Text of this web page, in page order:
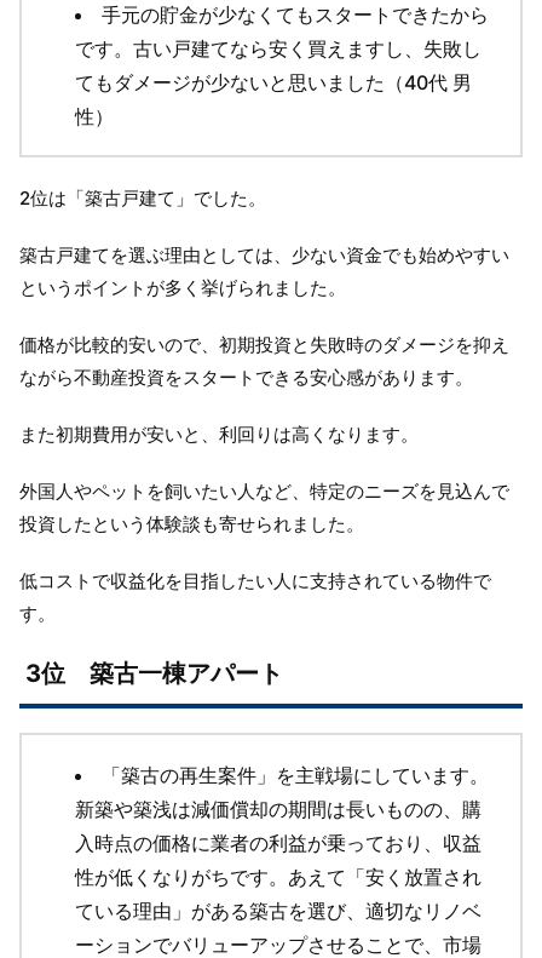
手元の貯金が少なくてもスタートできたから
です。古い戸建てなら安く買えますし、失敗し
てもダメージが少ないと思いました（40代 男
性）
2位は「築古戸建て」でした。
築古戸建てを選ぶ理由としては、少ない資金でも始めやすい
というポイントが多く挙げられました。
価格が比較的安いので、初期投資と失敗時のダメージを抑え
ながら不動産投資をスタートできる安心感があります。
また初期費用が安いと、利回りは高くなります。
外国人やペットを飼いたい人など、特定のニーズを見込んで
投資したという体験談も寄せられました。
低コストで収益化を目指したい人に支持されている物件で
す。
3位 築古一棟アパート
「築古の再生案件」を主戦場にしています。
新築や築浅は減価償却の期間は長いものの、購
入時点の価格に業者の利益が乗っており、収益
性が低くなりがちです。あえて「安く放置され
ている理由」がある築古を選び、適切なリノベ
ーションでバリューアップさせることで、市場